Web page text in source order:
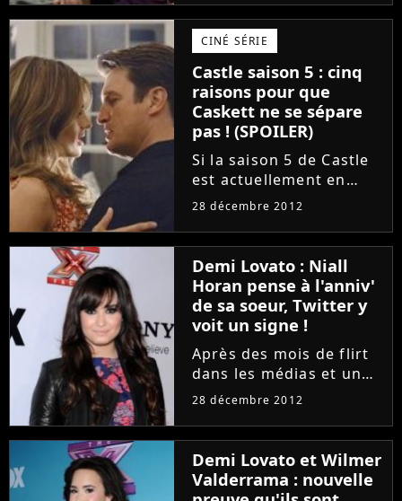
promotion de Twilight 4
partie 2, le beau brun a
révélé ce qu'il
recherchait chez une
fille....
CINÉ SÉRIE
Castle saison 5 : cinq
raisons pour que
Caskett ne se sépare
pas ! (SPOILER)
Si la saison 5 de Castle
est actuellement en
pause après son final
nouvelle est pourtant
venue perturber les
vacances des fans. En
effet, d'après une
rumeur il se...
28 décembre 2012
Demi Lovato : Niall
Horan pense à l'anniv'
de sa soeur, Twitter y
voit un signe !
Après des mois de flirt
dans les médias et un
dîner en tête à tête
Demi Lovato et Niall
Horan ont finalement
décidé de rester de
simples amis. Mais
28 décembre 2012
Demi Lovato et Wilmer
Valderrama : nouvelle